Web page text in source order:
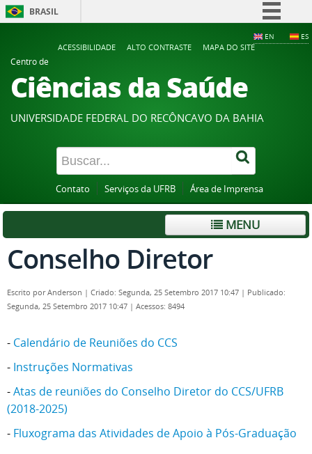
BRASIL
Participe
Acesso à informação
Legislação
Canais
EN ES
ACESSIBILIDADE ALTO CONTRASTE
MAPA DO SITE
Centro de
Ciências da Saúde
UNIVERSIDADE FEDERAL DO RECÔNCAVO DA BAHIA
Contato Serviços da UFRB Área de Imprensa
MENU
Conselho Diretor
Escrito porAnderson | Criado: Segunda, 25 Setembro 2017 10:47 | Publicado:
Segunda, 25 Setembro 2017 10:47 | Acessos: 8494
- Calendário de Reuniões do CCS
- Instruções Normativas
-Atas de reuniões do Conselho Diretor do CCS/UFRB
(2018-2025)
- Fluxograma das Atividades de Apoio à Pós-Graduação